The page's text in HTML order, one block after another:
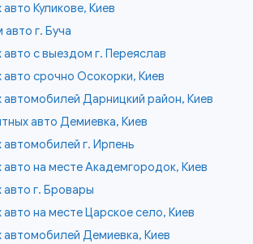
Куликове, Киев
г. Буча
авто с выездом г. Переяслав
авто срочно Осокорки, Киев
автомобилей Дарницкий район, Киев
авто Демиевка, Киев
автомобилей г. Ирпень
авто на месте Академгородок, Киев
авто г. Бровары
авто на месте Царское село, Киев
автомобилей Демиевка, Киев